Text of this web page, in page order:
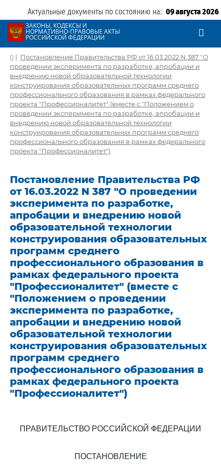
Актуальные документы по состоянию на: 09 августа 2026
ЗАКОНЫ, КОДЕКСЫ И
НОРМАТИВНО-ПРАВОВЫЕ АКТЫ
РОССИЙСКОЙ ФЕДЕРАЦИИ
| Постановление Правительства РФ от 16.03.2022 N 387 "О
проведении эксперимента по разработке, апробации и
внедрению новой образовательной технологии
конструирования образовательных программ среднего
профессионального образования в рамках федерального
проекта "Профессионалитет" (вместе с "Положением о
проведении эксперимента по разработке, апробации и
внедрению новой образовательной технологии
конструирования образовательных программ среднего
профессионального образования в рамках федерального
проекта "Профессионалитет")
Постановление Правительства РФ
от 16.03.2022 N 387 "О проведении
эксперимента по разработке,
апробации и внедрению новой
образовательной технологии
конструирования образовательных
программ среднего
профессионального образования в
рамках федерального проекта
"Профессионалитет" (вместе с
"Положением о проведении
эксперимента по разработке,
апробации и внедрению новой
образовательной технологии
конструирования образовательных
программ среднего
профессионального образования в
рамках федерального проекта
"Профессионалитет")
ПРАВИТЕЛЬСТВО РОССИЙСКОЙ ФЕДЕРАЦИИ
ПОСТАНОВЛЕНИЕ